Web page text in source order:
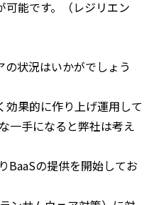
能です。（レジリエン
状況はいかがでしょう
果的に作り上げ運用して
一手になると弊社は考え
BaaSの提供を開始してお